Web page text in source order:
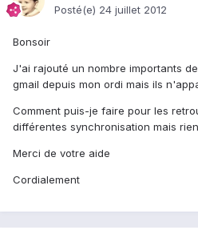
Posté(e) 24 juillet 2012
Bonsoir
J'ai rajouté un nombre importants
gmail depuis mon ordi mais ils
Comment puis-je faire pour les
différentes synchronisation mais
Merci de votre aide
Cordialement